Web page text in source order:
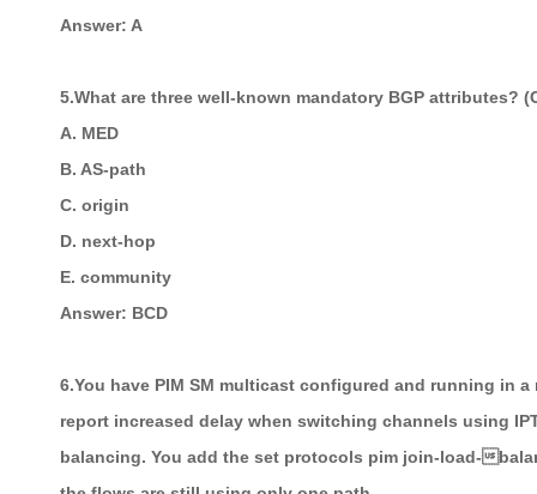
Answer: A
5.What are three well-known mandatory BGP attributes?
A. MED
B. AS-path
C. origin
D. next-hop
E. community
Answer: BCD
6.You have PIM SM multicast configured and running in
report increased delay when switching channels using
balancing. You add the set protocols pim join-load-